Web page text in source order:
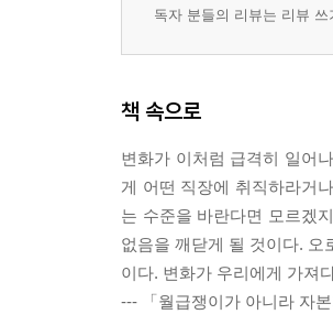
독자 분들의 리뷰는 리뷰
책 속으로
변화가 이처럼 급격히 일어
게 어떤 직장에 취직하라거
는 수준을 바란다면 모르겠
없음을 깨닫게 될 것이다.
이다. 변화가 우리에게 가져
--- 「월급쟁이가 아니라 자